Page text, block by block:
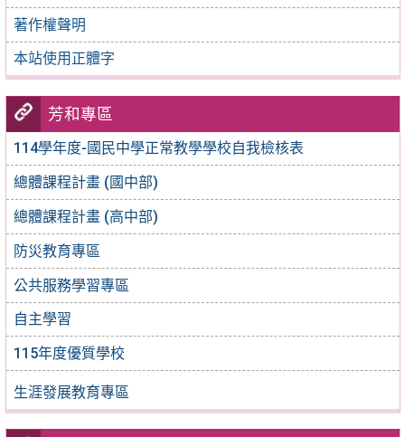
著作權聲明
本站使用正體字
芳和專區
114學年度-國民中學正常教學學校自我檢核表
總體課程計畫 (國中部)
總體課程計畫 (高中部)
防災教育專區
公共服務學習專區
自主學習
115年度優質學校
生涯發展教育專區